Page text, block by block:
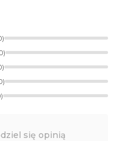
się opinią